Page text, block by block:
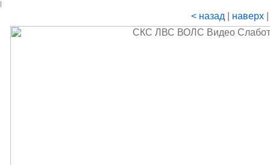
|
< назад наверх